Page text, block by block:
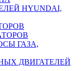
HYUNDAI,
ГАЗА,
ДВИГАТЕЛЕЙ